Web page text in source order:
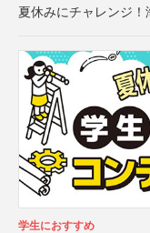
夏休みにチャレンジ
学生におすすめ